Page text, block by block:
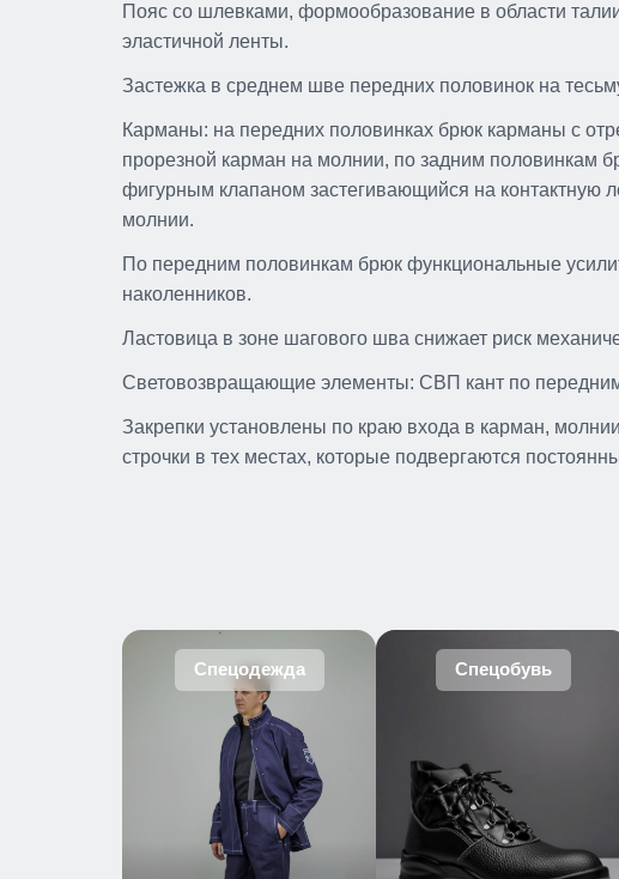
Пояс со шлевками, формообразование в области талии
эластичной ленты.
Застежка в среднем шве передних половинок на
Карманы: на передних половинках брюк карманы с
прорезной карман на молнии, по задним половинкам
фигурным клапаном застегивающийся на контактную
молнии.
По передним половинкам брюк функциональные
наколенников.
Ластовица в зоне шагового шва снижает риск
Световозвращающие элементы: СВП кант по
Закрепки установлены по краю входа в карман,
строчки в тех местах, которые подвергаются
Спецодежда Спецобувь